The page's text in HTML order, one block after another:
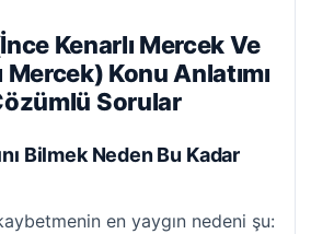
Kenarlı Mercek Ve
Mercek) Konu Anlatımı
Sorular
Bilmek Neden Bu Kadar
en yaygın nedeni şu: